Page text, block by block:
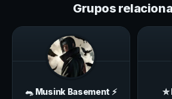
Grupos
🐀 Musink Basement ⚡ ✮